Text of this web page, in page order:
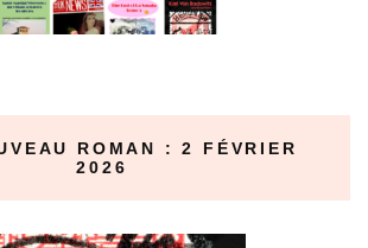
ROMAN : 2 FÉVRIER
2026